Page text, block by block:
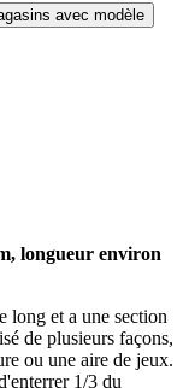
avec modèle
longueur environ
long et a une section
de plusieurs façons,
ou une aire de jeux.
1/3 du